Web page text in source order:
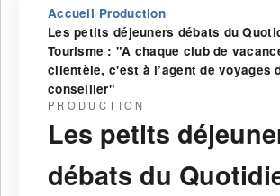
Accueil›Production›
Les petits déjeuners débats du
Tourisme : "A chaque club de
clientèle, c'est à l’agent de voyages
conseiller"
PRODUCTION
Les petits
débats du